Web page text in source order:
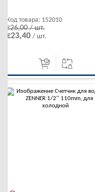
Код товара: 152010
€26,00 / шт.
€23,40/ шт.